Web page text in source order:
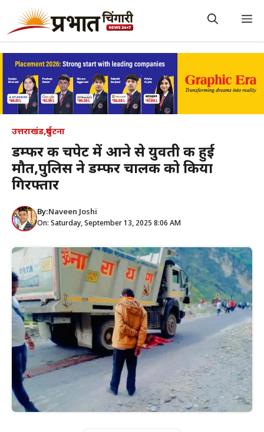
content
उत्तराखंड,दुर्घटना
डम्फर की चपेट में आने से युवती की हुई
मौत,पुलिस ने डम्फर चालक को किया
गिरफ्तार
By:Naveen Joshi
On: Saturday, September 13, 2025 8:06 AM